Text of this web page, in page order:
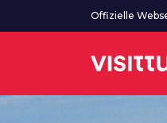
Zum HauptinhaltOffizielle